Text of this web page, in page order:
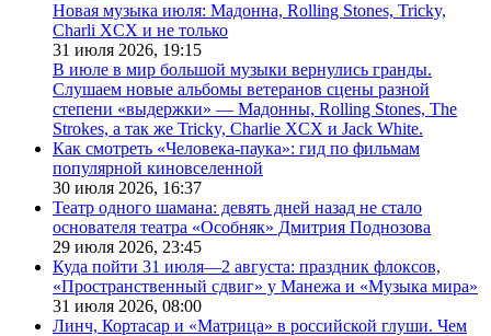
Новая музыка июля: Мадонна, Rolling Stones, Tricky,
Charli XCX и не только
31 июля 2026, 19:15
В июле в мир большой музыки вернулись гранды.
Слушаем новые альбомы ветеранов сцены разной
степени «выдержки» — Мадонны, Rolling Stones, The
Strokes, а так же Tricky, Charlie XCX и Jack White.
Как смотреть «Человека-паука»: гид по фильмам
популярной киновселенной
30 июля 2026, 16:37
Театр одного шамана: девять дней назад не стало
основателя театра «Особняк» Дмитрия Поднозова
29 июля 2026, 23:45
Куда пойти 31 июля—2 августа: праздник флоксов,
«Пространственный сдвиг» у Манежа и «Музыка мира»
31 июля 2026, 08:00
Линч, Кортасар и «Матрица» в российской глуши. Чем